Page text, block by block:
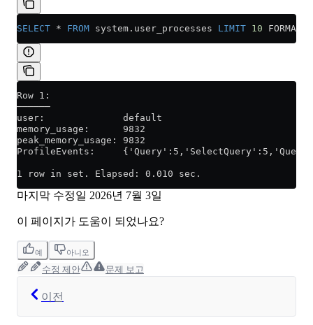
SELECT * FROM system . user_processes LIMIT 10
Row 1:
──────
user:              default
memory_usage:      9832
peak_memory_usage: 9832
ProfileEvents:
1 row in set. Elapsed: 0.010 sec.
마지막 수정일 2026년 7월 3일
이 페이지가 도움이 되었나요?
예 아니오
수정 제안 문제 보고
이전